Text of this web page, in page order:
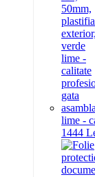
lime -
1444